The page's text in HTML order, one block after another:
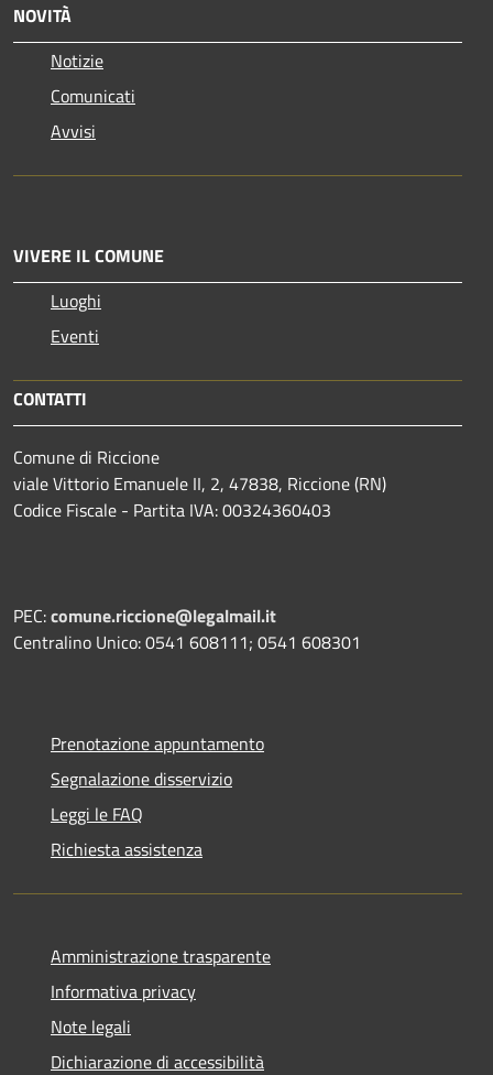
NOVITÀ
Notizie
Comunicati
Avvisi
VIVERE IL COMUNE
Luoghi
Eventi
CONTATTI
Comune di Riccione
viale Vittorio Emanuele II, 2, 47838, Riccione (RN)
Codice Fiscale - Partita IVA: 00324360403
PEC:comune.riccione@legalmail.it
Centralino Unico: 0541 608111; 0541 608301
Prenotazione appuntamento
Segnalazione disservizio
Leggi le FAQ
Richiesta assistenza
Amministrazione trasparente
Informativa privacy
Note legali
Dichiarazione di accessibilità